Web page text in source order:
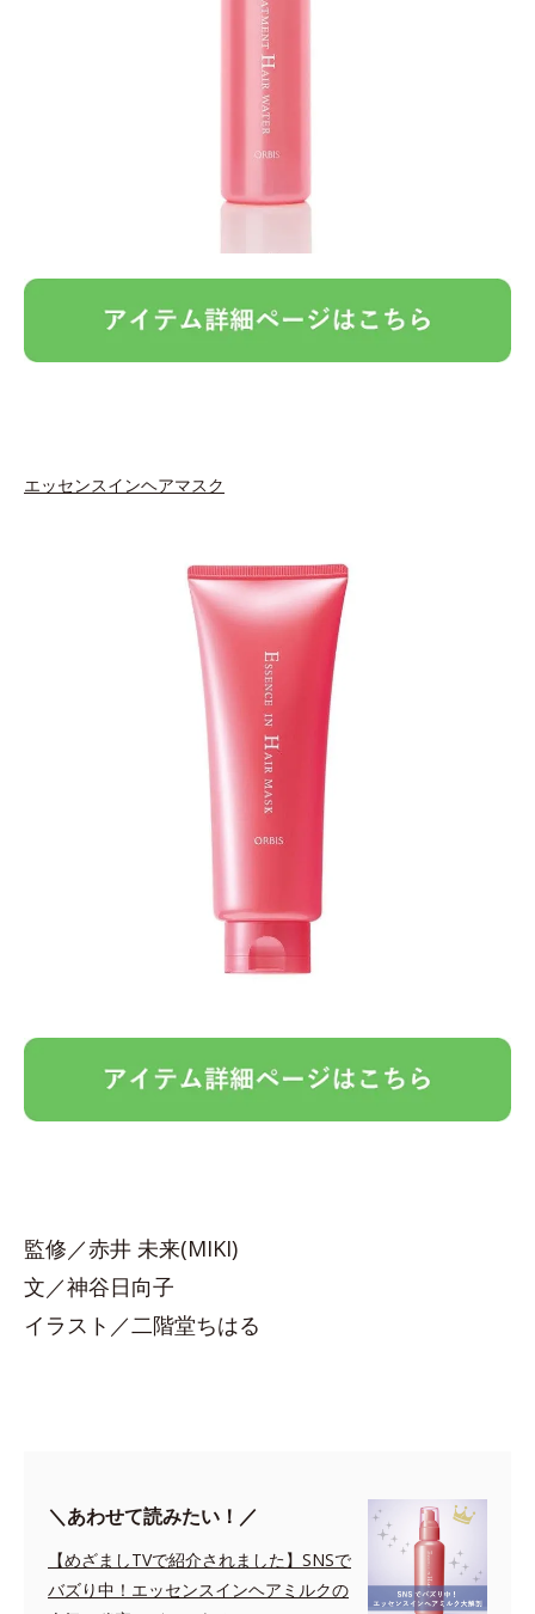
エッセンスインヘアマスク
監修／赤井 未来(MIKI)
文／神谷日向子
イラスト／二階堂ちはる
＼あわせて読みたい！／
【めざましTVで紹介されました】SNSで
バズり中！エッセンスインヘアミルクの